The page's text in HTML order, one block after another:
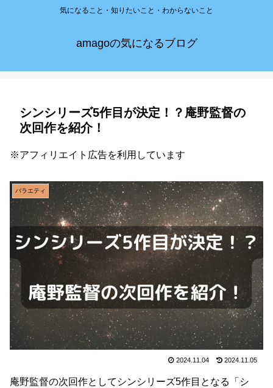
気になること・知りたいこと・わからないこと
amagoの気になるブログ
シンシリーズ5作目が決定！？庵野監督の
次回作を紹介！
※アフィリエイト広告を利用しています
バラエティ
2024.11.04 2024.11.05
庵野監督の次回作としてシンシリーズ5作目となる「シ